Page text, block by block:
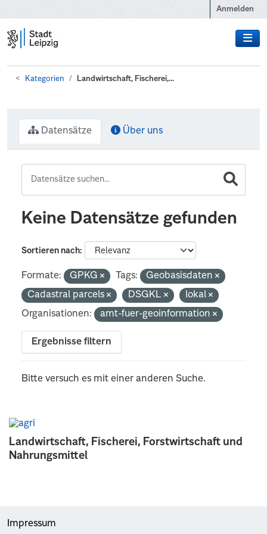
Anmelden
Kategorien Landwirtschaft, Fischerei,...
Landwirtschaft, Fischerei, Forstwirtschaft und
Nahrungsmittel
Datensätze Über uns
Keine Datensätze gefunden
Sortieren nach
Formate: GPKG Tags:
Geobasisdaten
Cadastral parcels
DSGKL
lokal
Organisationen:
amt-fuer-geoinformation
Ergebnisse filtern
Bitte versuch es mit einer anderen Suche.
Impressum